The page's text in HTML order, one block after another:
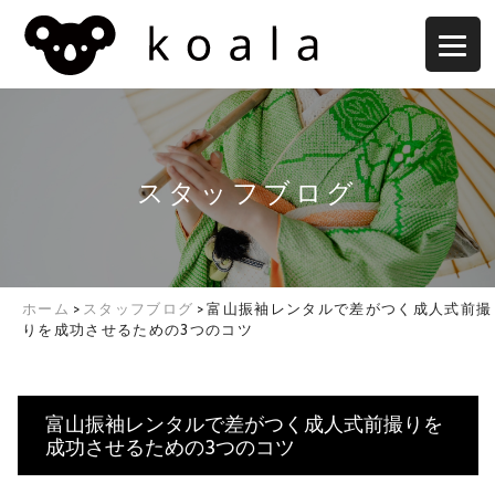
スタッフブログ
ホーム > スタッフブログ >富山振袖レンタルで差がつく成人式前撮
りを成功させるための3つのコツ
富山振袖レンタルで差がつく成人式前撮りを
成功させるための3つのコツ